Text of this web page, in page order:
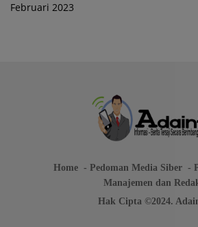
Februari 2023
Home Pedoman Media Siber
Manajemen dan
Hak Cipta ©2024.